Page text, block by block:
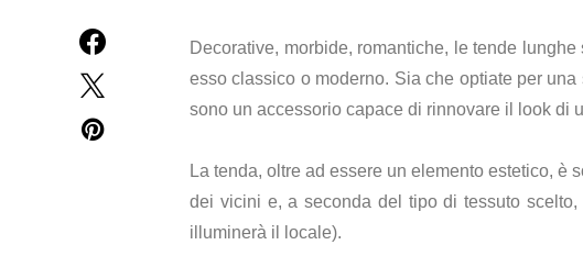
Decorative, morbide, romantiche, le tende
esso classico o moderno. Sia che optiate per
sono un accessorio capace di rinnovare il look di
La tenda, oltre ad essere un elemento estetico,
dei vicini e, a seconda del tipo di tessuto
illuminerà il locale).